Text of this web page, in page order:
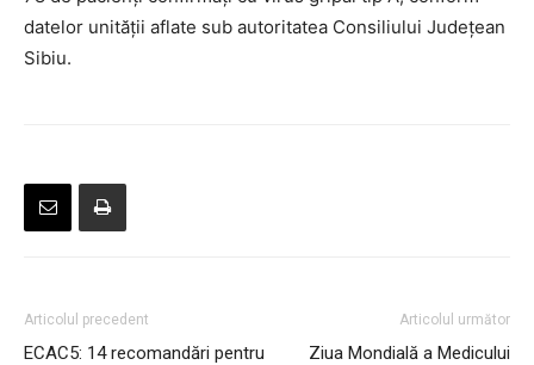
datelor unității aflate sub autoritatea Consiliului Județean
Sibiu.
Articolul precedent
ECAC5: 14 recomandări pentru
Articolul următor
Ziua Mondială a Medicului